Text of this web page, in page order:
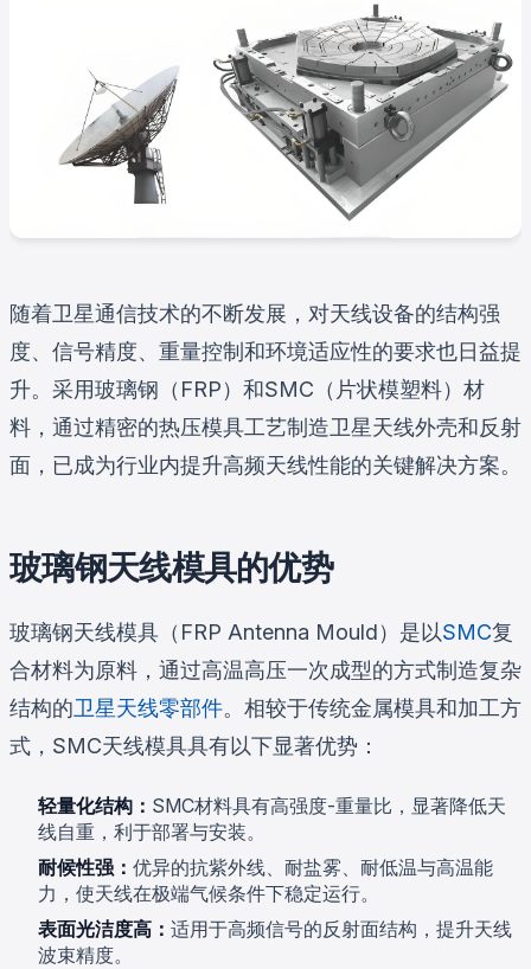
随着卫星通信技术的不断发展，对天线设备的结构强
度、信号精度、重量控制和环境适应性的要求也日益提
升。采用玻璃钢（FRP）和SMC（片状模塑料）材
料，通过精密的热压模具工艺制造卫星天线外壳和反射
面，已成为行业内提升高频天线性能的关键解决方案。
玻璃钢天线模具的优势
玻璃钢天线模具（FRP Antenna Mould）是以SMC复
合材料为原料，通过高温高压一次成型的方式制造复杂
结构的卫星天线零部件。相较于传统金属模具和加工方
式，SMC天线模具具有以下显著优势：
轻量化结构： SMC材料具有高强度-重量比，显著降低天
线自重，利于部署与安装。
耐候性强： 优异的抗紫外线、耐盐雾、耐低温与高温能
力，使天线在极端气候条件下稳定运行。
表面光洁度高： 适用于高频信号的反射面结构，提升天线
波束精度。